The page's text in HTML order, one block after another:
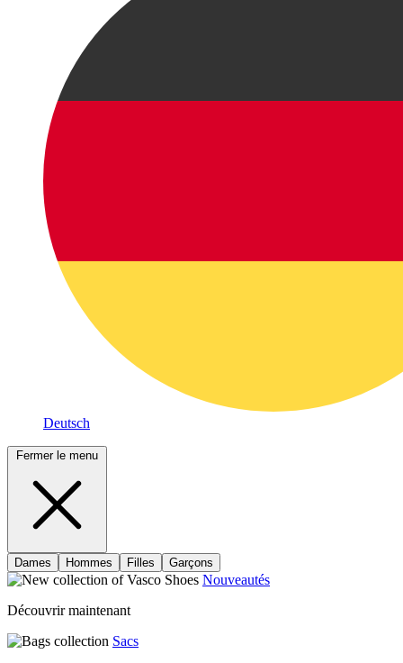
Deutsch
Fermer le menu
Dames Hommes Filles Garçons
Nouveautés
Découvrir maintenant
Sacs